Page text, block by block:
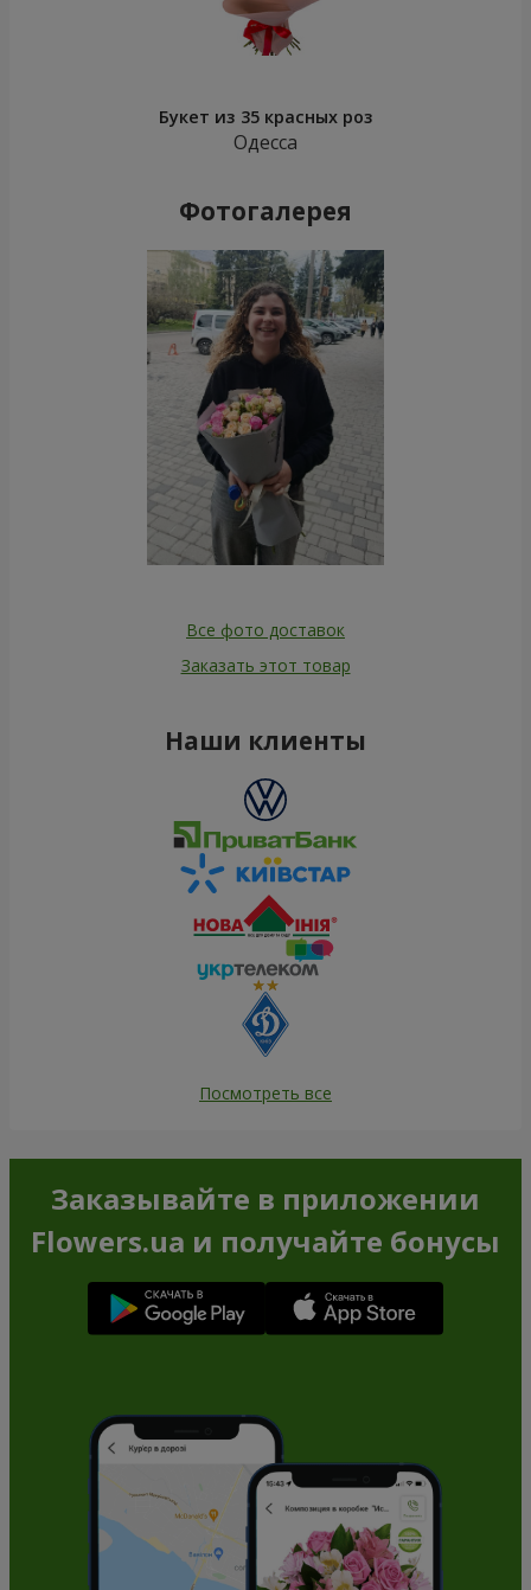
Букет из 35 красных роз
Одесса
Фотогалерея
Все фото доставок
Заказать этот товар
Наши клиенты
Посмотреть все
Заказывайте в приложении
Flowers.ua и получайте бонусы